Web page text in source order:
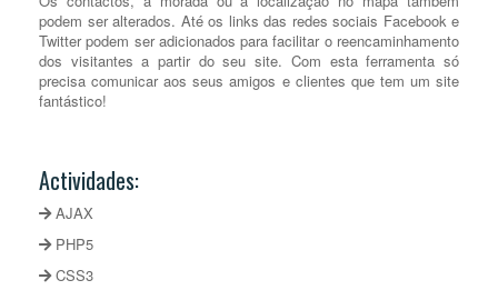
podem ser alterados. Até os links das redes sociais Facebook e
Twitter podem ser adicionados para facilitar o reencaminhamento
dos visitantes a partir do seu site. Com esta ferramenta só
precisa comunicar aos seus amigos e clientes que tem um site
fantástico!
Actividades:
AJAX
PHP5
CSS3